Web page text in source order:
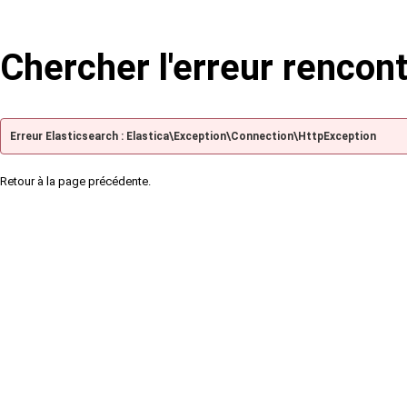
Chercher l'erreur
Erreur Elasticsearch : Elastica\Exception\Connection\HttpException
Retour à la page précédente.